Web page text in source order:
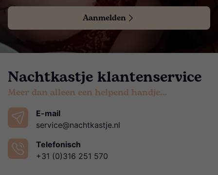
Aanmelden
Nachtkastje klantenservice
Meer dan alleen een helpend handje…
E-mail
service@nachtkastje.nl
Telefonisch
+31 (0)316 251 570